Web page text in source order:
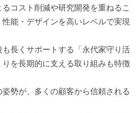
コスト削減や研究開発を重ねるこ
能・デザインを高いレベルで実現
長くサポートする「永代家守り活
を長期的に支える取り組みも特徴
勢が、多くの顧客から信頼される